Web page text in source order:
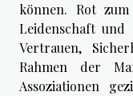
können. Rot
Leidenschaft und
Vertrauen,
Rahmen der
Assoziationen